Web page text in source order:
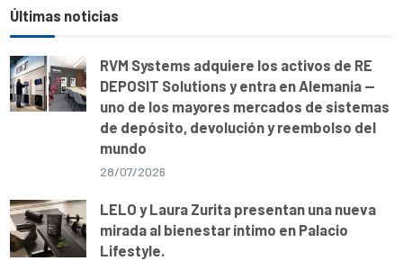
p
m
Últimas noticias
RVM Systems adquiere los activos de RE
DEPOSIT Solutions y entra en Alemania —
uno de los mayores mercados de sistemas
de depósito, devolución y reembolso del
mundo
28/07/2026
LELO y Laura Zurita presentan una nueva
mirada al bienestar íntimo en Palacio
Lifestyle.